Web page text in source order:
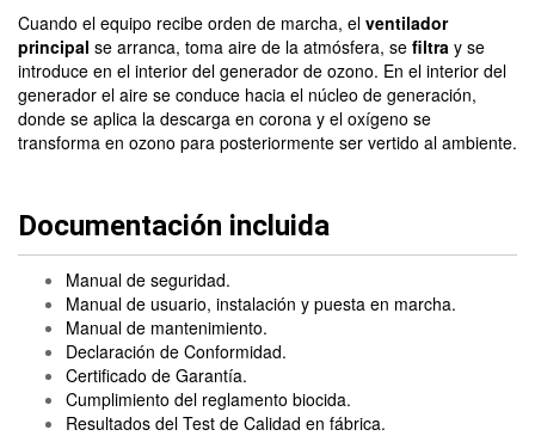
Cuando el equipo recibe orden de marcha, el ventilador
principal se arranca, toma aire de la atmósfera, se filtra y se
introduce en el interior del generador de ozono. En el interior del
generador el aire se conduce hacia el núcleo de generación,
donde se aplica la descarga en corona y el oxígeno se
transforma en ozono para posteriormente ser vertido al ambiente.
Documentación incluida
Manual de seguridad.
Manual de usuario, instalación y puesta en marcha.
Manual de mantenimiento.
Declaración de Conformidad.
Certificado de Garantía.
Cumplimiento del reglamento biocida.
Resultados del Test de Calidad en fábrica.